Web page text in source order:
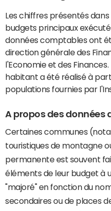
Les chiffres présentés
budgets principaux
données comptables ont
direction générale des
l'Economie et des
habitant a été réalisé à
populations fournies par
A propos des données
Certaines communes
touristiques de montagne
permanente est souvent
éléments de leur budget à
"majoré" en fonction du
secondaires ou de places